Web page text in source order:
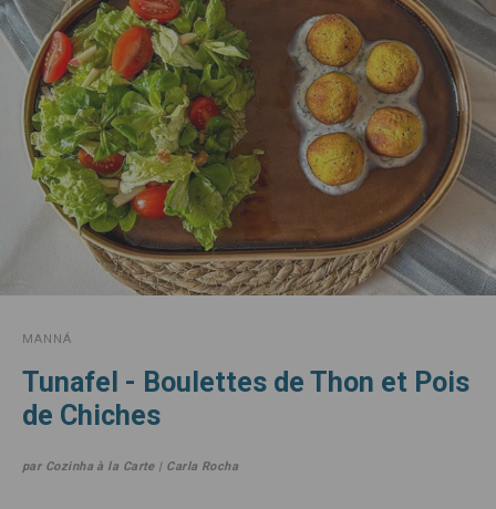
MANNÁ
Tunafel - Boulettes de Thon et Pois
de Chiches
par Cozinha à la Carte | Carla Rocha